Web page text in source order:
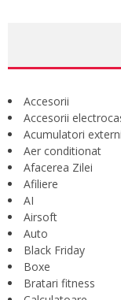
Accesorii
Accesorii
Acumulatori externi
Aer conditionat
Afacerea Zilei
Afiliere
AI
Airsoft
Auto
Black Friday
Boxe
Bratari fitness